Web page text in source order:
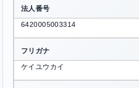
法人番号
6420005003314
フリガナ
ケイユウカイ